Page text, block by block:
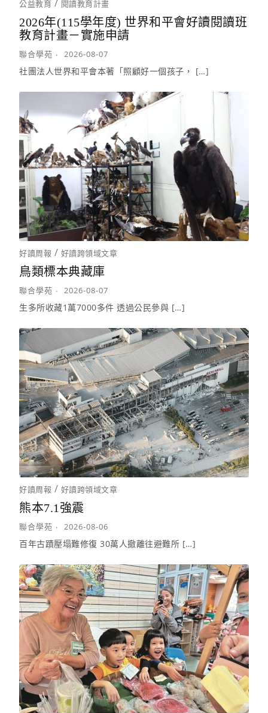
公益教育 / 閱讀教育計畫
2026年(115學年度) 世界和平會好讀閱讀班
教育計畫－實施申請
聯合學苑 2026-08-07
社團法人世界和平會本著「照顧好一個孩子， […]
好讀周報 / 好讀跨領域文章
鳥類標本典藏庫
聯合學苑 2026-08-07
生多所收藏1萬7000多件 透過公民參與 […]
好讀周報 / 好讀跨領域文章
熊本7.1強震
聯合學苑 2026-08-06
百年古蹟壓塌難修復 30萬人撤離往避難所 […]